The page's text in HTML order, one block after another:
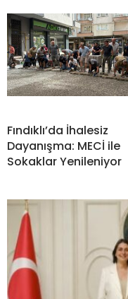
Fındıklı’da İhalesiz
Dayanışma: MECİ ile
Sokaklar Yenileniyor